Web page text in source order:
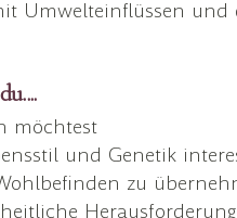
Umwelteinflüssen und
möchtest
und Genetik
zu